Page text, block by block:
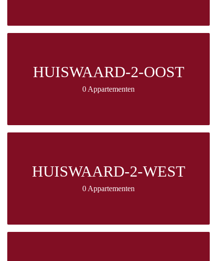
HUISWAARD-2-OOST
0 Appartementen
HUISWAARD-2-WEST
0 Appartementen